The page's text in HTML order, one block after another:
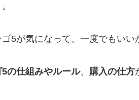
5が気になって、一度でもいい
5の仕組みやルール、 購入の仕方